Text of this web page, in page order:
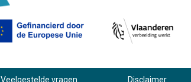
Veelgestelde vragen Disclaimer